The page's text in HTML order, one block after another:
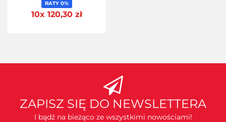
RATY 0%
10x 120,30 zł
ZAPISZ SIĘ DO NEWSLETTERA
I bądź na bieżąco ze wszystkimi nowościami!